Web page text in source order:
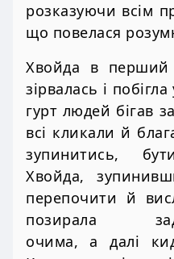
розказуючи всім
що повелася
Хвойда в перший
зірвалась і
гурт людей бігав
всі кликали й
зупинитись,
Хвойда,
перепочити й
позирала
очима, а далі